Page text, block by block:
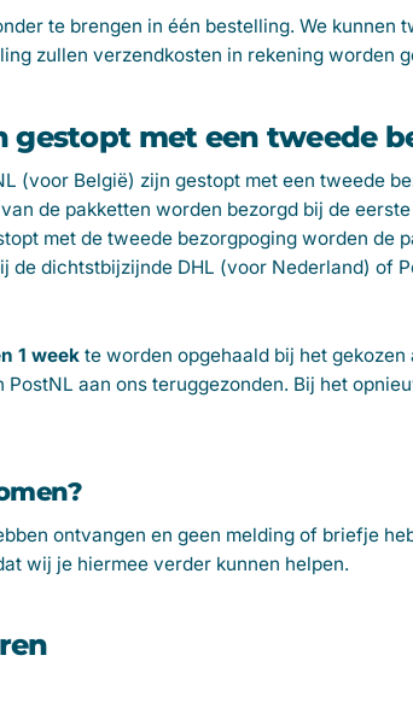
te brengen in één bestelling. We
zullen verzendkosten in rekening worden
gestopt met een tweede
(voor België) zijn gestopt met een tweede
de pakketten worden bezorgd bij de
met de tweede bezorgpoging worden de
de dichtstbijzijnde DHL (voor Nederland) of
1 week te worden opgehaald bij het
PostNL aan ons teruggezonden. Bij het
ontvangen en geen melding of briefje
wij je hiermee verder kunnen helpen.